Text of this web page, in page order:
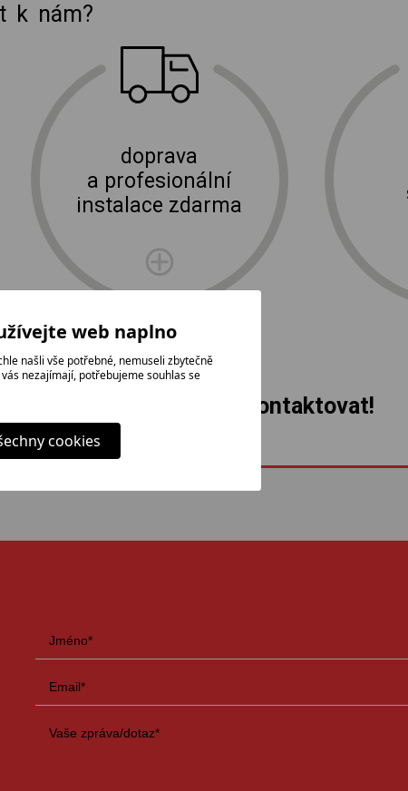
k nám?
doprava
a profesionální
instalace zdarma
Neváhejte nás kontaktovat!
web naplno
našli vše potřebné, nemuseli zbytečně
nezajímají, potřebujeme souhlas se
cookies